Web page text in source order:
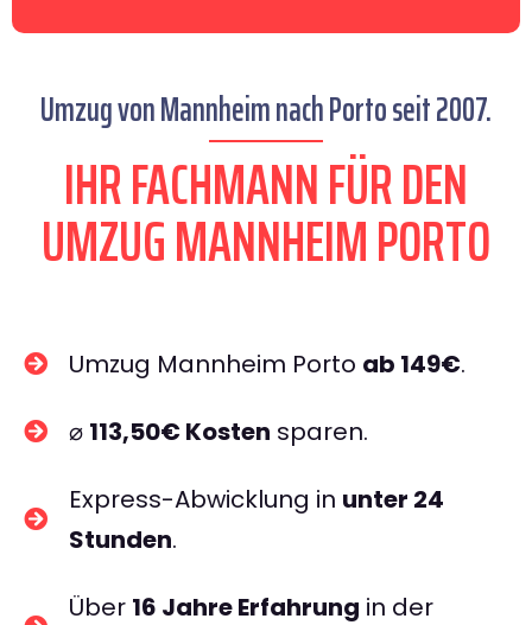
Umzug von Mannheim nach Porto seit 2007.
IHR FACHMANN FÜR DEN
UMZUG MANNHEIM PORTO
Umzug Mannheim Porto ab 149€.
⌀ 113,50€ Kosten sparen.
Express-Abwicklung in unter 24
Stunden.
Über 16 Jahre Erfahrung in der